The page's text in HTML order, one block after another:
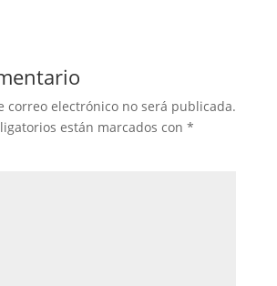
correo electrónico no será publicada.
están marcados con *